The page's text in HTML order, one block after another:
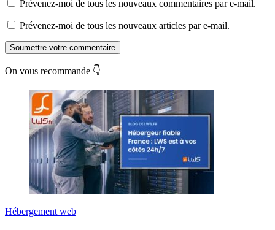
Prévenez-moi de tous les nouveaux commentaires par e-mail.
Prévenez-moi de tous les nouveaux articles par e-mail.
Soumettre votre commentaire
On vous recommande 👇
Hébergement web